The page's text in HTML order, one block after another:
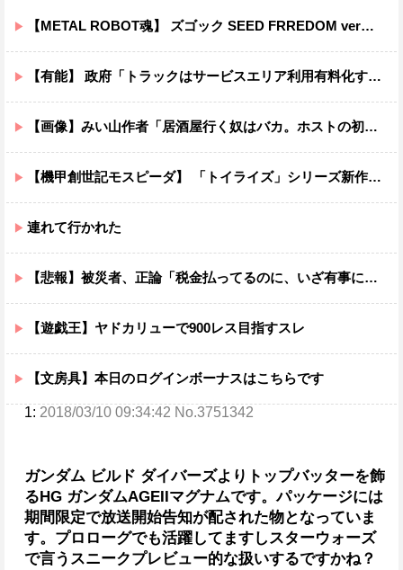
【METAL ROBOT魂】 ズゴック SEED FRREDOM ver明日予約開始！！キャバリアーとあわせて４万か…
【有能】 政府「トラックはサービスエリア利用有料化すればサボらず走るし流問題解決じゃね？」
【画像】みい山作者「居酒屋行く奴はバカ。ホストの初回なら居酒屋より安く飲めてイケメンにチヤホヤされる」
【機甲創世記モスピーダ】 「トイライズ」シリーズ新作【明日予約開始】
連れて行かれた
【悲報】被災者、正論「税金払ってるのに、いざ有事になるとクーラーも無い体育館で雑魚寝。もっと国民のために使えよ」
【遊戯王】ヤドカリューで900レス目指すスレ
【文房具】本日のログインボーナスはこちらです
1: 2018/03/10 09:34:42 No.3751342
ガンダム ビルド ダイバーズより トップバッターを飾
るHG ガンダムAGEIIマグナムです。パッケージには
期間限定で放送開始告知が配された物となっていま
す。 プロローグでも活躍してますしスターウォーズ
で言うスニークプレビュー的な扱いするですかね？